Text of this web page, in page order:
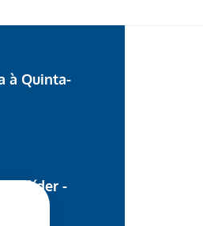
à Quinta-
Colíder -